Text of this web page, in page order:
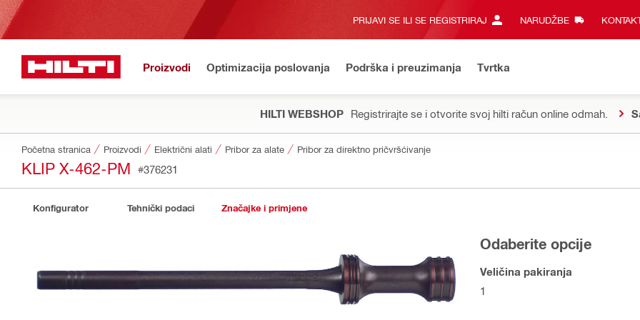
PRIJAVI SE ILI SE REGISTRIRAJ NARUDŽBE
Proizvodi Optimizacija poslovanja Podrška i preuzimanja Tvrtka
HILTI WEBSHOP Registrirajte se i otvorite svoj hilti račun online odmah.
Početna stranica Proizvodi Električni alati Pribor za alate Pribor za direktno pričvršćivanje
KLIP X-462-PM #376231
Konfigurator Tehnički podaci Značajke i primjene
Odaberite opcije
Veličina pakiranja
1